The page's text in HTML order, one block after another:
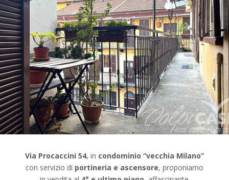
Via Procaccini 54, in condominio “vecchia Milano”
con servizio di portineria e ascensore, proponiamo